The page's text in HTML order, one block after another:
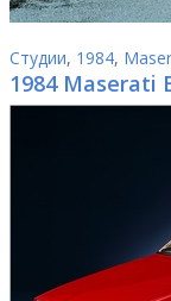
Студии, 1984,
1984 Maserati